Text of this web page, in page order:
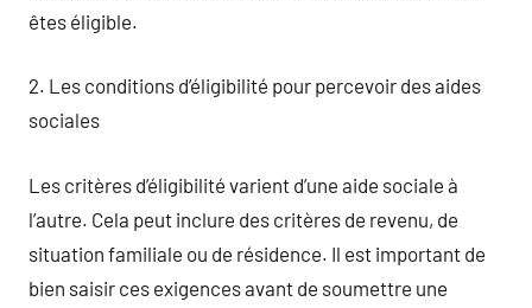
êtes éligible.
2. Les conditions d’éligibilité pour percevoir des aides
sociales
Les critères d’éligibilité varient d’une aide sociale à
l’autre. Cela peut inclure des critères de revenu, de
situation familiale ou de résidence. Il est important de
bien saisir ces exigences avant de soumettre une